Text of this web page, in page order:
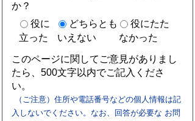
か？
役に
立った
どちらとも
いえない
役にたた
なかった
このページに関してご意見がありまし
たら、500文字以内でご記入くださ
い。
（ご注意）住所や電話番号などの個人情報は記
入しないでください。なお、回答が必要な お問